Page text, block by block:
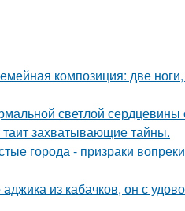
композиция: две
светлой сердцевины
захватывающие тайны.
города - призраки
из кабачков, он с